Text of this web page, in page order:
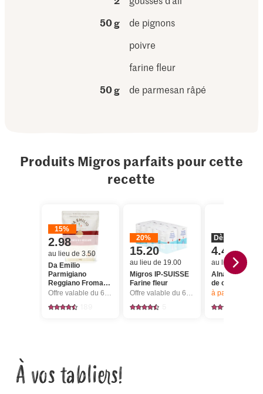
50 g
de pignons
poivre
farine fleur
50 g
de parmesan râpé
Produits Migros parfaits pour cette
recette
15%
2.98
au lieu de 3.50
Da Emilio
Parmigiano
Reggiano Fromage
râpé
Offre valable du 6.8 au 12.8.2026, jusqu’à épuisement du stock.
20%
15.20
au lieu de 19.00
Migros IP-SUISSE
Farine fleur
Offre valable du 6.8 au 12.8.2026, jusqu’à épuisement du stock.
Dès 2 pièces
4.40
au lieu de 5.50
Alnatura Bio
de colza
à partir de 2
À vos tabliers!